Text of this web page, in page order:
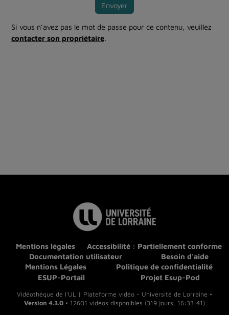
Envoyer
Si vous n’avez pas le mot de passe pour ce contenu, veuillez
contacter son propriétaire.
Mentions légales
Accessibilité : Partiellement conforme
Documentation utilisateur
Besoin d'aide
Mentions Légales
Politique de confidentialité
ESUP-Portail
Projet Esup-Pod
Vidéothèque de l'UL | Plateforme vidéo - Université de Lorraine •
Version 4.3.0 • 12601 vidéos disponibles (319 jours, 16:33:41)